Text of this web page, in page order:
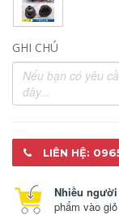
GHI CHÚ
LIÊN HỆ:
Nhiều người
phẩm vào